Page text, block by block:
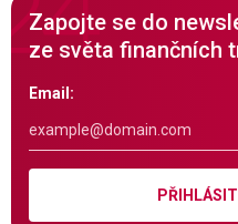
Zapojte se do
ze světa finančních
Email: